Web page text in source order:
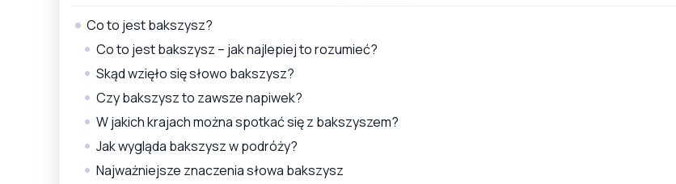
Co to jest bakszysz?
Co to jest bakszysz – jak najlepiej to rozumieć?
Skąd wzięło się słowo bakszysz?
Czy bakszysz to zawsze napiwek?
W jakich krajach można spotkać się z bakszyszem?
Jak wygląda bakszysz w podróży?
Najważniejsze znaczenia słowa bakszysz